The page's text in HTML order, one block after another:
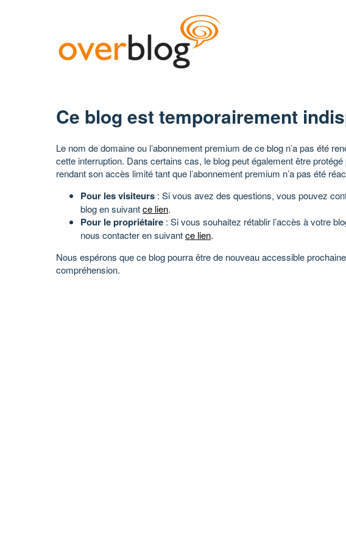
Ce blog est temporairement
Le nom de domaine ou l’abonnement premium de ce blog n’a pas été
cette interruption. Dans certains cas, le blog peut également être
rendant son accès limité tant que l’abonnement premium n’a pas été
Pour les visiteurs : Si vous avez des questions, vous pouvez
blog en suivantce lien.
Pour le propriétaire : Si vous souhaitez rétablir l’accès à votre
nous contacter en suivantce lien.
Nous espérons que ce blog pourra être de nouveau accessible
compréhension.